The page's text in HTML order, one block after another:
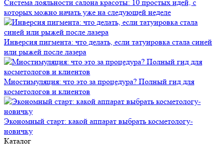
Система лояльности салона красоты: 10 простых идей, с
которых можно начать уже на следующей неделе
Инверсия пигмента: что делать, если татуировка стала синей
или рыжей после лазера
Миостимуляция: что это за процедура? Полный гид для
косметологов и клиентов
Экономный старт: какой аппарат выбрать косметологу-
новичку
Каталог